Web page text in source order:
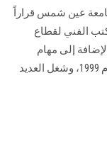
عين شمس قراراً
الفني لقطاع
وذلك اعتباراً من 22 يوليو 2019 بالإضافة إلى مهام
عمله، يذكر أن الجمال تخرج في كلية التجارة عام 1999، وشغل العديد